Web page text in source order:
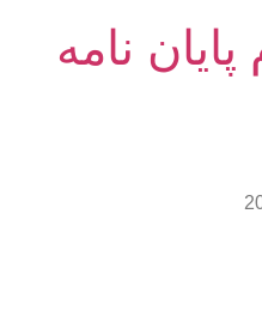
نامه